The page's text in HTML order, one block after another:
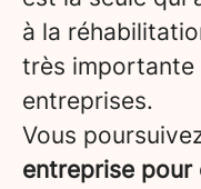
à la
très importante
entreprises.
Vous
entreprise